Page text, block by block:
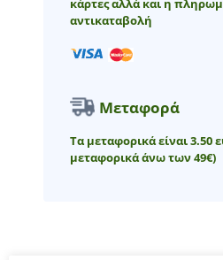
κάρτες αλλά και η
αντικαταβολή
Μεταφορά
Τα μεταφορικά είναι 3.50
μεταφορικά άνω των 49€)